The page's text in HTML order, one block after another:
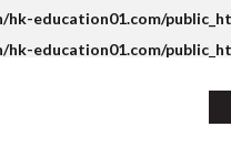
hk-education01.com/
hk-education01.com/